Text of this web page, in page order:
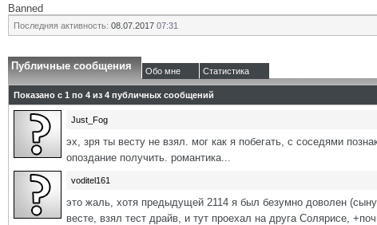
Banned
Последняя активность: 08.07.2017 07:31
Публичные сообщения Обо мне Статистика
Показано с 1 по 4 из 4 публичных сообщений
Just_Fog
эх, зря ты весту не взял. мог как я побегать, с соседями
опоздание получить. романтика...
voditel161
это жаль, хотя предыдущей 2114 я был безумно доволен
весте, взял тест драйв, и тут проехал на друга Солярисе,